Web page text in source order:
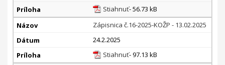
Stiahnuť- 56.73 kB
Zápisnica č.16-2025-KOŽP - 13.02.2025
24.2.2025
Stiahnuť- 97.13 kB